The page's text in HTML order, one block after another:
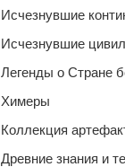
Исчезнувшие
Исчезнувшие
Легенды о Стране
Химеры
Коллекция
Древние знания и